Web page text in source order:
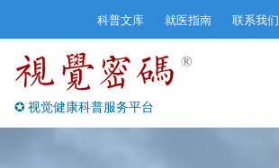
content
科普文库 就医指南 联系我们
✪ 视觉健康科普服务平台